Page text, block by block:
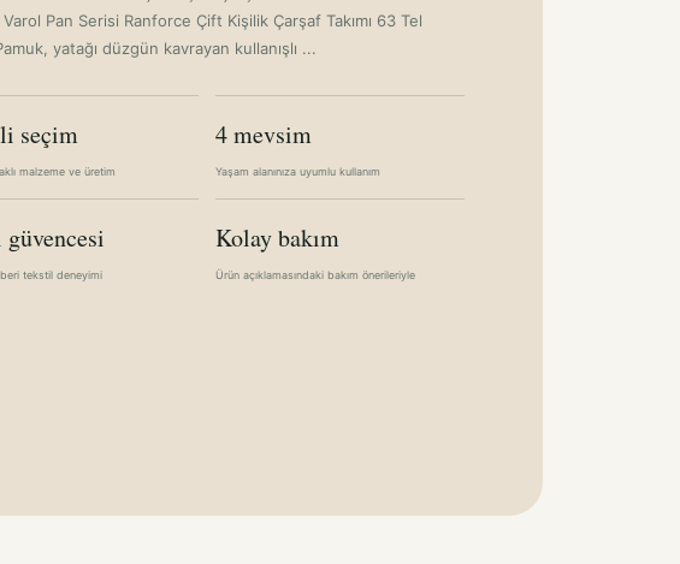
Varol Pan Serisi Ranforce Çift Kişilik Çarşaf Takımı 63 Tel
yatağı düzgün kavrayan kullanışlı ...
seçim
malzeme ve üretim
4 mevsim
Yaşam alanınıza uyumlu kullanım
tekstil deneyimi
Kolay bakım
Ürün açıklamasındaki bakım önerileriyle